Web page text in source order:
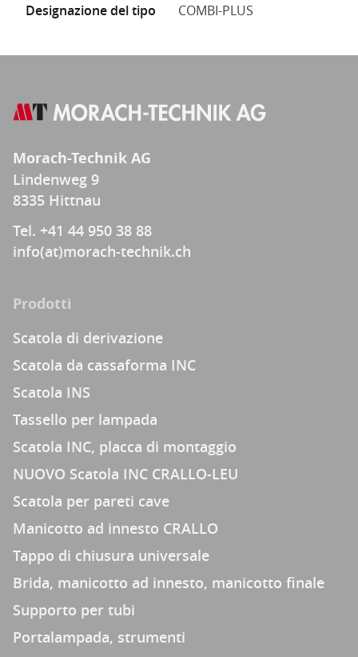
Designazione del tipo COMBI-PLUS
Morach-Technik AG
Lindenweg 9
8335 Hittnau
Tel. +41 44 950 38 88
info(at)morach-technik.ch
Prodotti
Scatola di derivazione
Scatola da cassaforma INC
Scatola INS
Tassello per lampada
Scatola INC, placca di montaggio
NUOVO Scatola INC CRALLO-LEU
Scatola per pareti cave
Manicotto ad innesto CRALLO
Tappo di chiusura universale
Brida, manicotto ad innesto, manicotto finale
Supporto per tubi
Portalampada, strumenti